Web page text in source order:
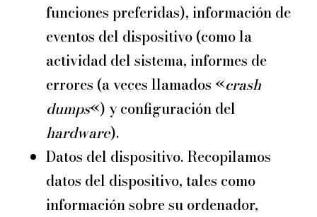
funciones preferidas), información de
eventos del dispositivo (como la
actividad del sistema, informes de
errores (a veces llamados «crash
dumps«) y configuración del
hardware).
Datos del dispositivo. Recopilamos
datos del dispositivo, tales como
información sobre su ordenador,